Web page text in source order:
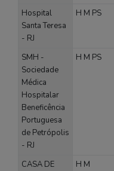
Hospital
Santa Teresa
- RJ
H M PS
SMH -
Sociedade
Médica
Hospitalar
Beneficência
Portuguesa
de Petrópolis
- RJ
H M PS
CASA DE
H M